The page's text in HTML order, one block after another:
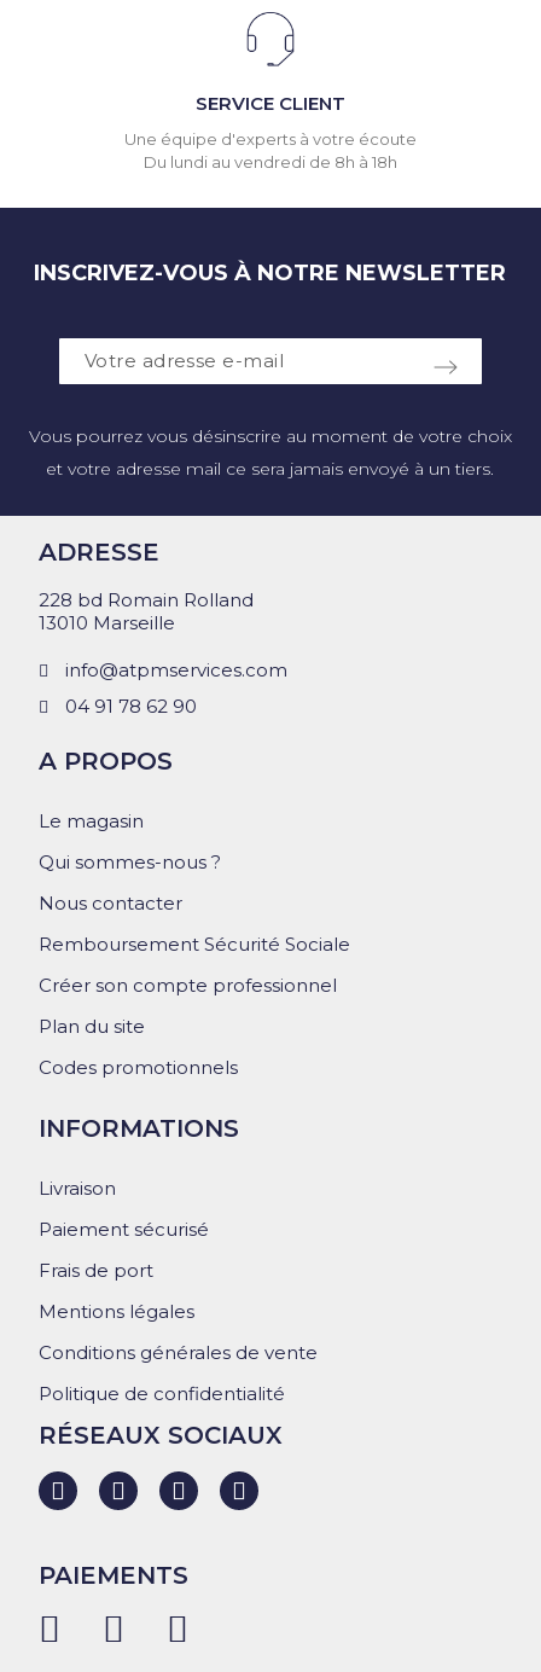
SERVICE CLIENT
Une équipe d'experts à votre écoute
Du lundi au vendredi de 8h à 18h
INSCRIVEZ-VOUS À NOTRE NEWSLETTER
Vous pourrez vous désinscrire au moment de votre choix
et votre adresse mail ce sera jamais envoyé à un tiers.
ADRESSE
228 bd Romain Rolland
13010 Marseille
info@atpmservices.com
04 91 78 62 90
A PROPOS
Le magasin
Qui sommes-nous ?
Nous contacter
Remboursement Sécurité Sociale
Créer son compte professionnel
Plan du site
Codes promotionnels
INFORMATIONS
Livraison
Paiement sécurisé
Frais de port
Mentions légales
Conditions générales de vente
Politique de confidentialité
RÉSEAUX SOCIAUX
PAIEMENTS